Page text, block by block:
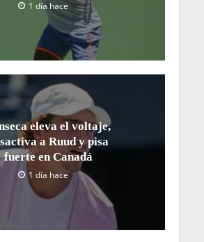
1 día hace
eleva el voltaje,
a Ruud y pisa
fuerte en Canadá
1 día hace